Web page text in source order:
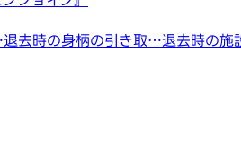
退去時の身柄の引き取…退去時の